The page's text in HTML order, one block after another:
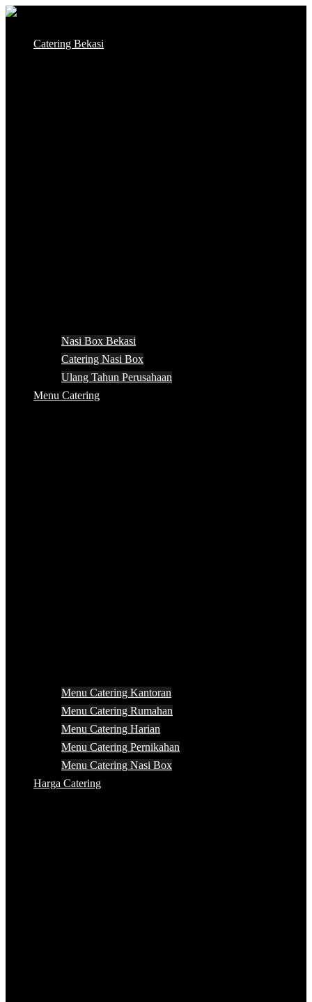
Skip
content
Catering Bekasi
Nasi Box Bekasi
Catering Nasi Box
Ulang Tahun Perusahaan
Menu Catering
Menu Catering Kantoran
Menu Catering Rumahan
Menu Catering Harian
Menu Catering Pernikahan
Menu Catering Nasi Box
Harga Catering